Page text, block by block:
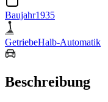
Baujahr1935
GetriebeHalb-Automatik
Beschreibung